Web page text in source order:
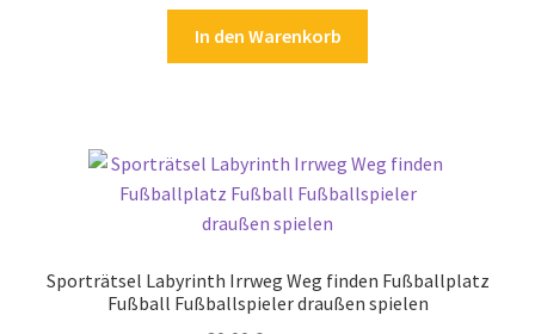
Versandarten
In den Warenkorb
Sporträtsel Labyrinth Irrweg Weg finden Fußballplatz
Fußball Fußballspieler draußen spielen